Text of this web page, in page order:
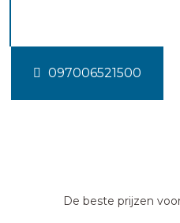
097006521500
De beste prijzen